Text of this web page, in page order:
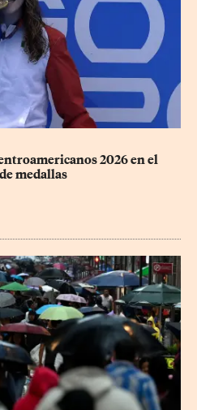
2026 en el
medallas